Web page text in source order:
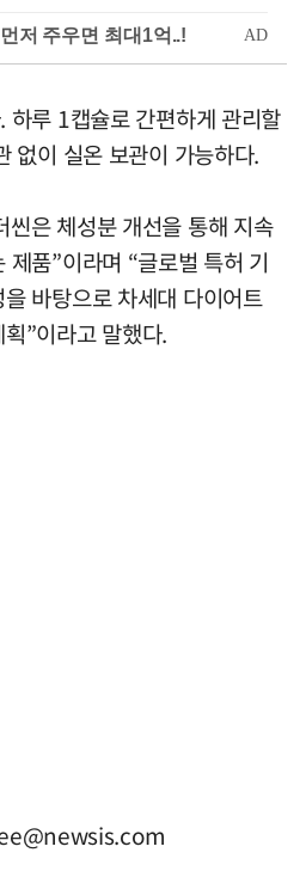
하루 1캡슐로 간편하게 관리할
없이 실온 보관이 가능하다.
씬은 체성분 개선을 통해 지속
품”이라며 “글로벌 특허 기
바탕으로 차세대 다이어트
”이라고 말했다.